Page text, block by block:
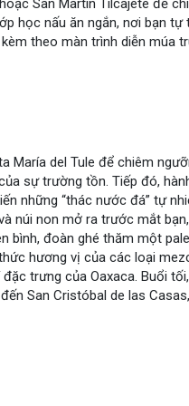
San Martín Tilcajete để
học nấu ăn ngắn, nơi bạn tự
theo màn trình diễn múa
María del Tule để chiêm
sự trường tồn. Tiếp đó,
những “thác nước đá” tự
núi non mở ra trước mắt
bình, đoàn ghé thăm một
hương vị của các loại
trưng của Oaxaca. Buổi
San Cristóbal de las